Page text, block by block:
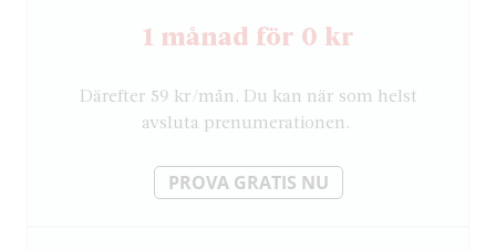
1 månad för 0 kr
Därefter 59 kr/mån. Du kan när som helst
avsluta prenumerationen.
PROVA GRATIS NU